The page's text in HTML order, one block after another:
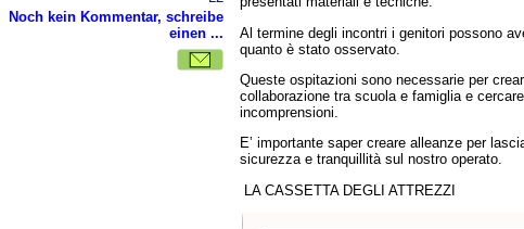
Noch kein Kommentar, schreibe
einen ...
Al termine degli incontri i genitori possono
quanto è stato osservato.
Queste ospitazioni sono necessarie per
collaborazione tra scuola e famiglia e
incomprensioni.
E’ importante saper creare alleanze per
sicurezza e tranquillità sul nostro operato.
L A CASSETTA DEGLI ATTREZZI